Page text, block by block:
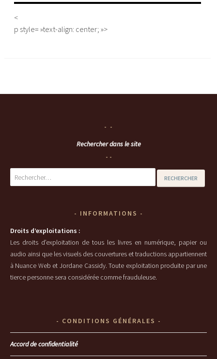
<
p style= »text-align: center; »>
Rechercher dans le site
Rechercher :
INFORMATIONS
Droits d’exploitations :
Les droits d’exploitation de tous les livres en numérique, papier ou
audio ainsi que les visuels des couvertures et traductions appartiennent
à Nuance Web et Jordane Cassidy. Toute exploitation produite par une
tierce personne sera considérée comme frauduleuse.
CONDITIONS GÉNÉRALES
Accord de confidentialité